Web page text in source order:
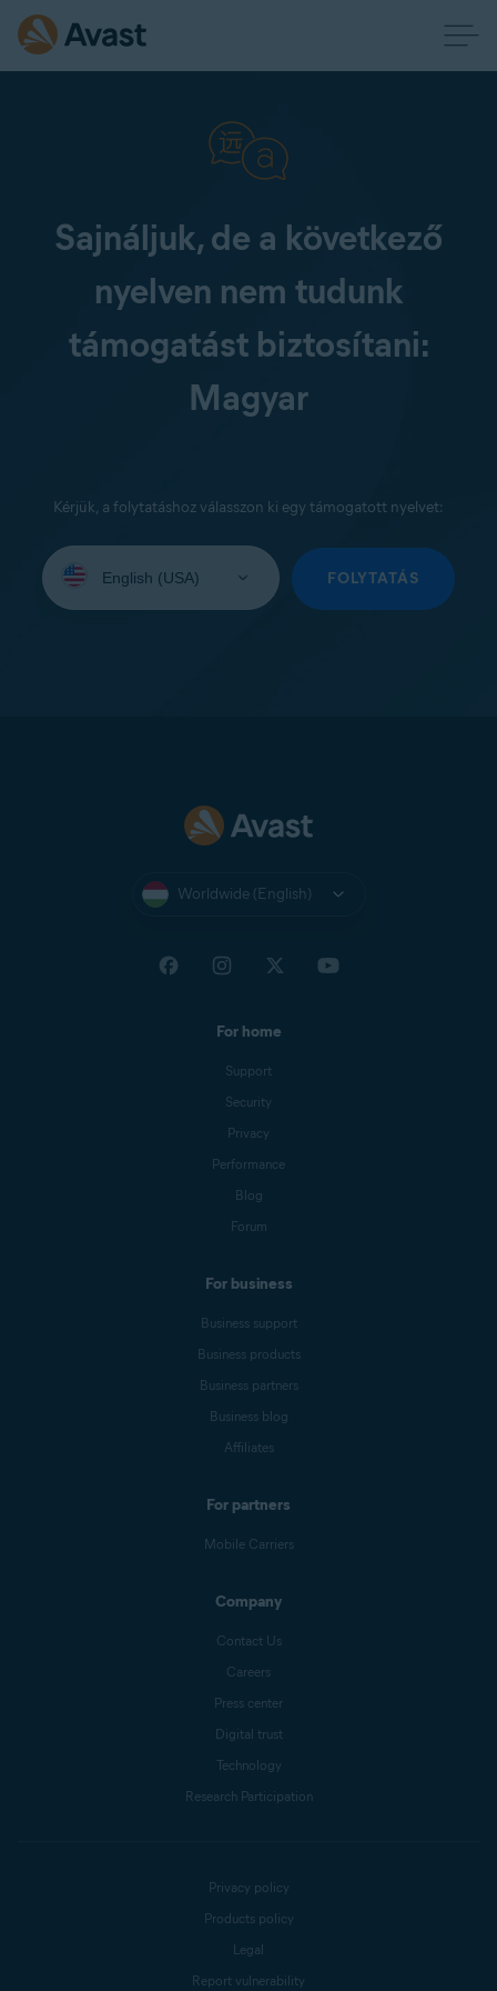
Sajnáljuk, de a következő
nyelven nem tudunk
támogatást biztosítani:
Magyar
Kérjük, a folytatáshoz válasszon ki egy támogatott nyelvet:
your
FOLYTATÁS
Worldwide (English)
For home
Support
Security
Privacy
Performance
Blog
Forum
For business
Business support
Business products
Business partners
Business blog
Affiliates
For partners
Mobile Carriers
Company
Contact Us
Careers
Press center
Digital trust
Technology
Research Participation
Privacy policy
Products policy
Legal
Report vulnerability